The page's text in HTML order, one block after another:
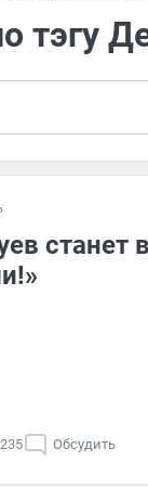
тэгу
235 Обсудить